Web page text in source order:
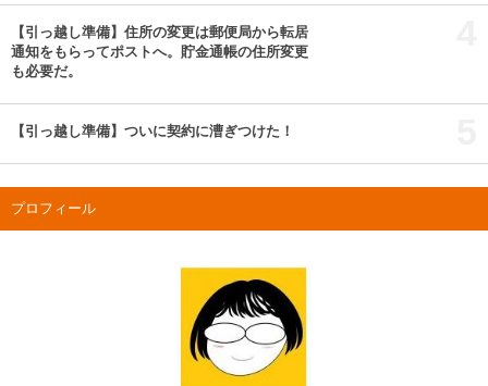
【引っ越し準備】住所の変更は郵便局から転居
通知をもらってポストへ。貯金通帳の住所変更
も必要だ。
【引っ越し準備】ついに契約に漕ぎつけた！
プロフィール